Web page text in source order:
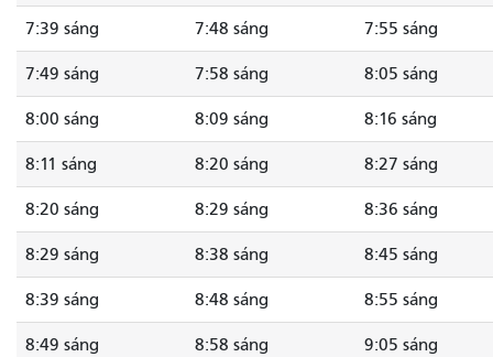
7:39 sáng 7:48 sáng 7:55 sáng
7:49 sáng 7:58 sáng 8:05 sáng
8:00 sáng 8:09 sáng 8:16 sáng
8:11 sáng 8:20 sáng 8:27 sáng
8:20 sáng 8:29 sáng 8:36 sáng
8:29 sáng 8:38 sáng 8:45 sáng
8:39 sáng 8:48 sáng 8:55 sáng
8:49 sáng 8:58 sáng 9:05 sáng